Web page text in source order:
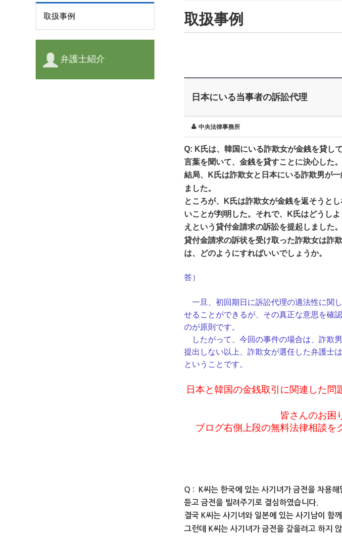
取扱事例
弁護士紹介
取扱事例
日本にいる当事者の訴訟代理
中央法律事務所
Q: K氏は、韓国にいる詐欺女が金銭を貸し
言葉を聞いて、金銭を貸すことに決心した。
結局、
K氏は詐欺女と日本にいる詐欺男が
ました。
ところが、K氏は詐欺女が金銭を返そうと
いことが判明した。それで、K氏はどうし
えという貸付金請求の訴訟を提起しました。
貸付金請求の訴状を受け取った詐欺女は詐
は、どのようにすればいいでしょうか。
答）
一旦、初回期日に訴訟代理の適法性に関
せることができるが、その真正な意思を確
のが原則です。
したがって、今回の事件の場合は、詐欺
提出しない以上、詐欺女が選任した弁護士
ということです。
日本と韓国の金銭取引に関連した
皆さんのお困
ブログ右側上段の無料法律相談を
Q : K씨는 한국에 있는 사기녀가 금전을 차용
듣고 금전을 빌려주기로 결심하였습니다.
결국 K씨는 사기녀와일본에 있는 사기남이 함
그런데 K씨는 사기녀가 금전을 갚을려고 하지